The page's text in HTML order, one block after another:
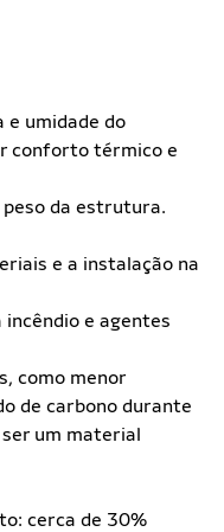
umidade do
conforto térmico e
peso da estrutura.
e a instalação na
e agentes
como menor
de carbono durante
um material
cerca de 30%